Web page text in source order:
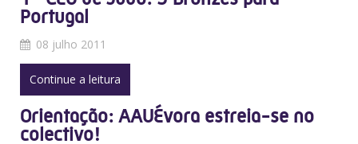
Portugal
08 julho 2011
Continue a leitura
Orientação: AAUÉvora estreia-se no
colectivo!